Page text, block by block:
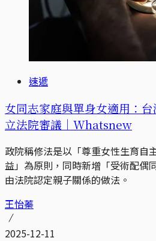
速遞
女同志家庭與單身女適用：
立法院審議｜Whatsnew
政院稱修法是以「尊重女性生育自
益」為原則，同時新增「受術配偶
由法院認定親子關係的做法。
王怡蓁
2025-12-11